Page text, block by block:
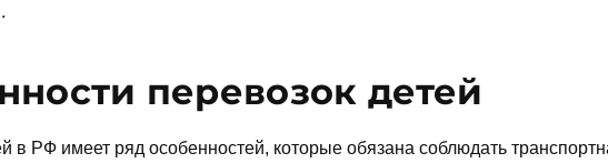
перевозок детей
в РФ имеет ряд особенностей, которые обязана соблюдать